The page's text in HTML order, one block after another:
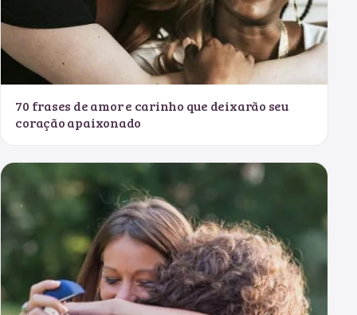
70 frases de amor e carinho que deixarão seu
coração apaixonado